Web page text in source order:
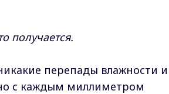
получается.
перепады влажности и
с каждым миллиметром